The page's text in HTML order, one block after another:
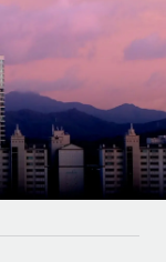
simplicité
équipe
les RH et la
RH sur
entreprises